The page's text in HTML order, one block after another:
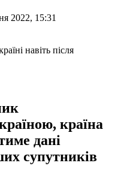
2022, 15:31
країна
дані
супутників